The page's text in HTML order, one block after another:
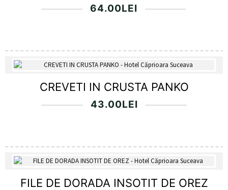
64.00LEI
CREVETI IN CRUSTA PANKO
43.00LEI
FILE DE DORADA INSOTIT DE OREZ